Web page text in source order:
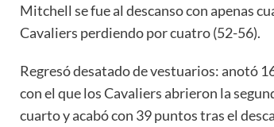
Mitchell se fue al descanso con apenas
Cavaliers perdiendo por cuatro (52-56).
Regresó desatado de vestuarios: anotó
con el que los Cavaliers abrieron la
cuarto y acabó con 39 puntos tras el